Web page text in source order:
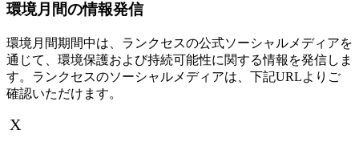
環境月間の情報発信
環境月間期間中は、ランクセスの公式ソーシャルメディアを
通じて、環境保護および持続可能性に関する情報を発信しま
す。ランクセスのソーシャルメディアは、下記URLよりご
確認いただけます。
X